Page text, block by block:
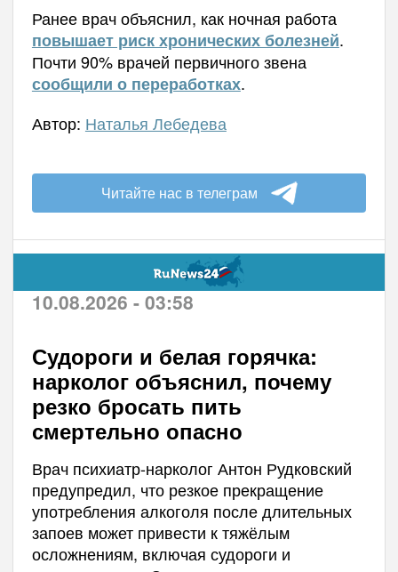
Ранее врач объяснил, как ночная работа
повышает риск хронических болезней.
Почти 90% врачей первичного звена
сообщили о переработках.
Автор: Наталья Лебедева
Читайте нас в телеграм
10.08.2026 - 03:58
Судороги и белая горячка:
нарколог объяснил, почему
резко бросать пить
смертельно опасно
Врач психиатр-нарколог Антон Рудковский
предупредил, что резкое прекращение
употребления алкоголя после длительных
запоев может привести к тяжёлым
осложнениям, включая судороги и